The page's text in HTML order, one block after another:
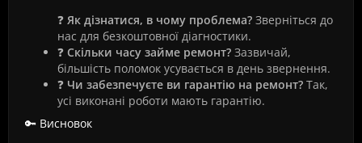
❓ Як дізнатися, в чому проблема? Зверніться до
нас для безкоштовної діагностики.
❓ Скільки часу займе ремонт? Зазвичай,
більшість поломок усувається в день звернення.
❓ Чи забезпечуєте ви гарантiю на ремонт? Так,
усі виконані роботи мають гарантію.
🔑 Висновок